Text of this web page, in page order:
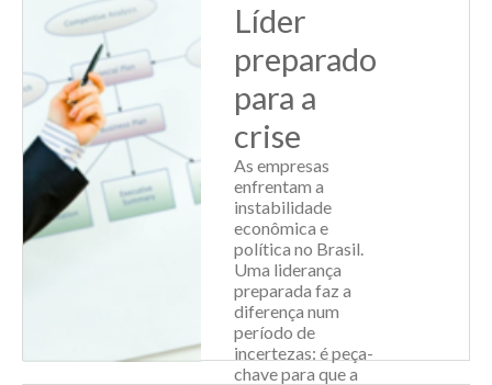
Leia Mais
Líder
preparado
para a
crise
As empresas
enfrentam a
instabilidade
econômica e
política no Brasil.
Uma liderança
preparada faz a
diferença num
período de
incertezas: é peça-
chave para que a